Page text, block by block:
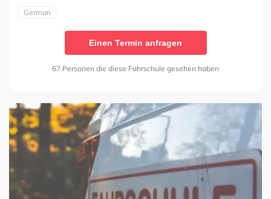
German
Einen Termin anfragen
67 Personen die diese Fahrschule gesehen haben